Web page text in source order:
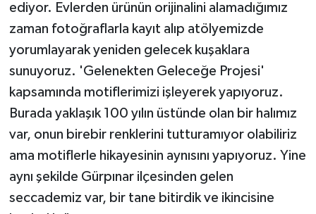
ediyor. Evlerden ürünün orijinalini alamadığımız
zaman fotoğraflarla kayıt alıp atölyemizde
yorumlayarak yeniden gelecek kuşaklara
sunuyoruz. 'Gelenekten Geleceğe Projesi'
kapsamında motiflerimizi işleyerek yapıyoruz.
Burada yaklaşık 100 yılın üstünde olan bir halımız
var, onun birebir renklerini tutturamıyor olabiliriz
ama motiflerle hikayesinin aynısını yapıyoruz. Yine
aynı şekilde Gürpınar ilçesinden gelen
seccademiz var, bir tane bitirdik ve ikincisine